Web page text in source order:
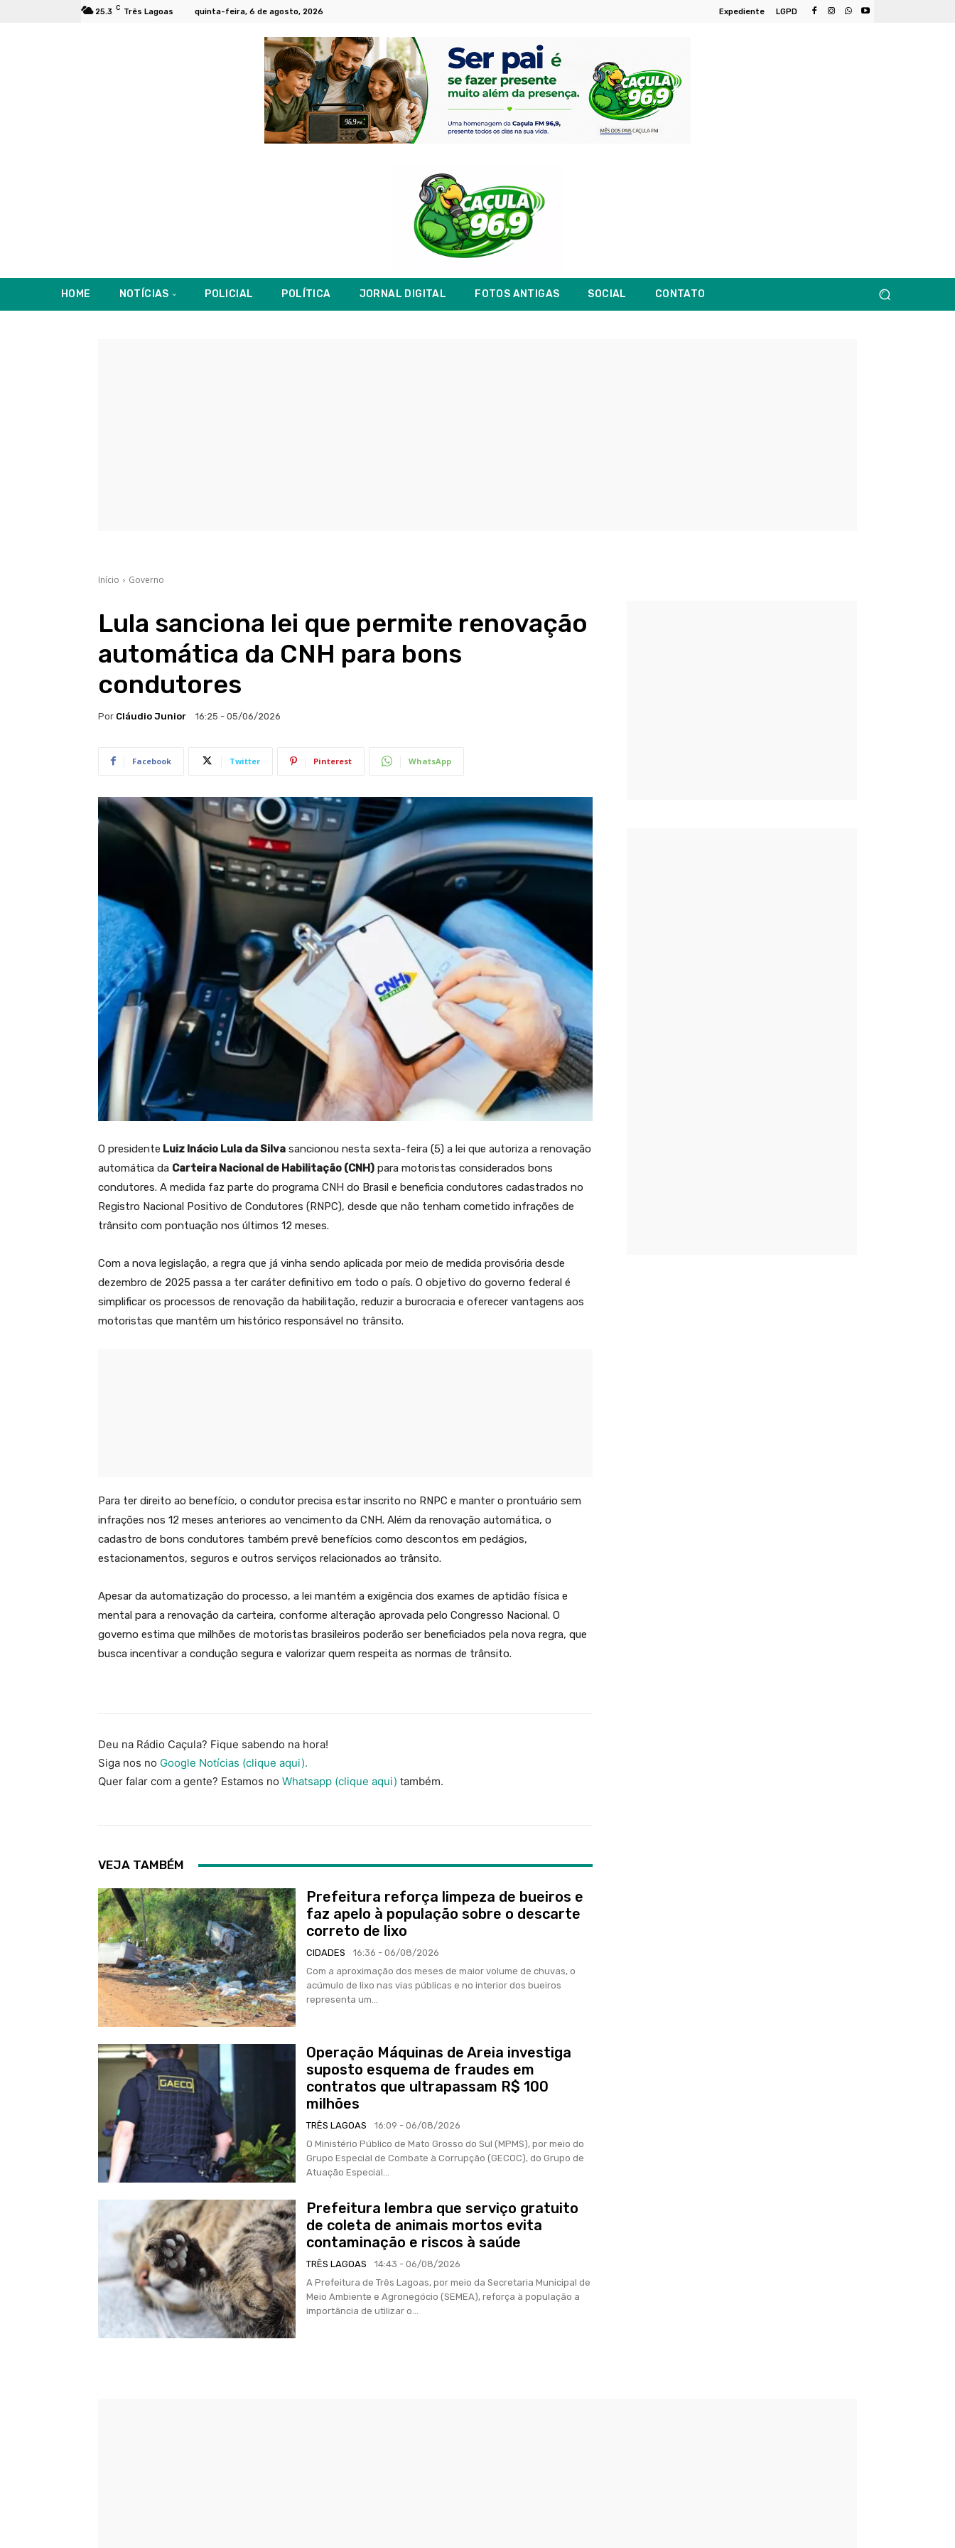
25.3 C Três Lagoas quinta-feira, 6 de agosto, 2026 Expediente LGPD
HOME NOTÍCIAS POLICIAL POLÍTICA JORNAL DIGITAL FOTOS ANTIGAS SOCIAL CONTATO
Início Governo
Lula sanciona lei que permite renovação
automática da CNH para bons
condutores
Por Cláudio Junior 16:25 - 05/06/2026
Facebook Twitter Pinterest WhatsApp
O presidente Luiz Inácio Lula da Silva sancionou nesta sexta-feira (5) a lei que autoriza a renovação
automática da Carteira Nacional de Habilitação (CNH) para motoristas considerados bons
condutores. A medida faz parte do programa CNH do Brasil e beneficia condutores cadastrados no
Registro Nacional Positivo de Condutores (RNPC), desde que não tenham cometido infrações de
trânsito com pontuação nos últimos 12 meses.
Com a nova legislação, a regra que já vinha sendo aplicada por meio de medida provisória desde
dezembro de 2025 passa a ter caráter definitivo em todo o país. O objetivo do governo federal é
simplificar os processos de renovação da habilitação, reduzir a burocracia e oferecer vantagens aos
motoristas que mantêm um histórico responsável no trânsito.
Para ter direito ao benefício, o condutor precisa estar inscrito no RNPC e manter o prontuário sem
infrações nos 12 meses anteriores ao vencimento da CNH. Além da renovação automática, o
cadastro de bons condutores também prevê benefícios como descontos em pedágios,
estacionamentos, seguros e outros serviços relacionados ao trânsito.
Apesar da automatização do processo, a lei mantém a exigência dos exames de aptidão física e
mental para a renovação da carteira, conforme alteração aprovada pelo Congresso Nacional. O
governo estima que milhões de motoristas brasileiros poderão ser beneficiados pela nova regra, que
busca incentivar a condução segura e valorizar quem respeita as normas de trânsito.
Deu na Rádio Caçula? Fique sabendo na hora!
Siga nos no Google Notícias (clique aqui).
Quer falar com a gente? Estamos no Whatsapp (clique aqui) também.
VEJA TAMBÉM
Prefeitura reforça limpeza de bueiros e
faz apelo à população sobre o descarte
correto de lixo
CIDADES
16:36 - 06/08/2026
Com a aproximação dos meses de maior volume de chuvas, o
acúmulo de lixo nas vias públicas e no interior dos bueiros
representa um...
Operação Máquinas de Areia investiga
suposto esquema de fraudes em
contratos que ultrapassam R$ 100
milhões
TRÊS LAGOAS
16:09 - 06/08/2026
O Ministério Público de Mato Grosso do Sul (MPMS), por meio do
Grupo Especial de Combate à Corrupção (GECOC), do Grupo de
Atuação Especial...
Prefeitura lembra que serviço gratuito
de coleta de animais mortos evita
contaminação e riscos à saúde
TRÊS LAGOAS
14:43 - 06/08/2026
A Prefeitura de Três Lagoas, por meio da Secretaria Municipal de
Meio Ambiente e Agronegócio (SEMEA), reforça à população a
importância de utilizar o...